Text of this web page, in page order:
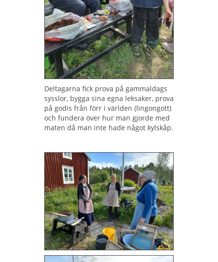
Deltagarna fick prova på gammaldags
sysslor, bygga sina egna leksaker, prova
på godis från förr i världen (lingongott)
och fundera över hur man gjorde med
maten då man inte hade något kylskåp.